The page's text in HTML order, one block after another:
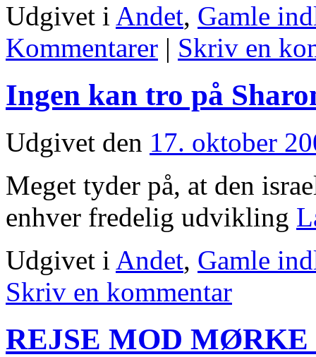
Udgivet i Andet, Gamle
Kommentarer | Skriv en
Ingen kan tro på
Udgivet den 17. oktober
Meget tyder på, at den
enhver fredelig udvikling
Udgivet i Andet, Gamle
Skriv en kommentar
REJSE MOD MØRKE